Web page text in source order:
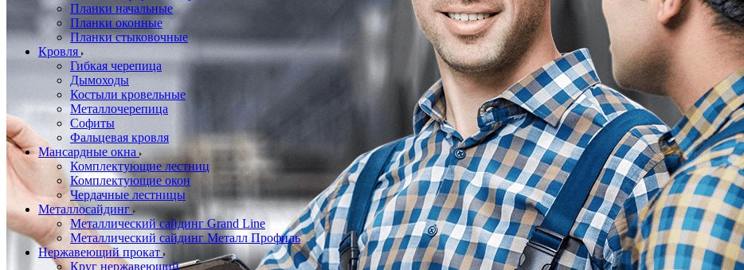
Планки начальные
Планки оконные
Планки стыковочные
Кровля
Гибкая черепица
Дымоходы
Костыли кровельные
Металлочерепица
Софиты
Фальцевая кровля
Мансардные окна
Комплектующие лестниц
Комплектующие окон
Чердачные лестницы
Металлосайдинг
Металлический сайдинг Grand Line
Металлический сайдинг Металл Профиль
Нержавеющий прокат
Круг нержавеющий